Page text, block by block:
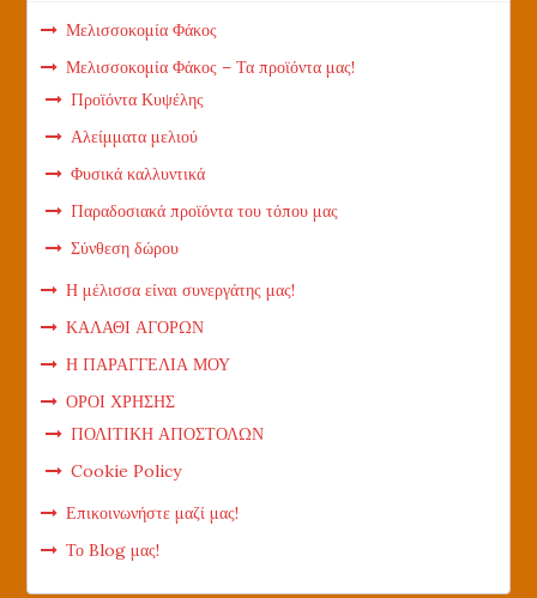
Μελισσοκομία Φάκος
Μελισσοκομία Φάκος – Τα προϊόντα μας!
Προϊόντα Κυψέλης
Αλείμματα μελιού
Φυσικά καλλυντικά
Παραδοσιακά προϊόντα του τόπου μας
Σύνθεση δώρου
Η μέλισσα είναι συνεργάτης μας!
ΚΑΛΑΘΙ ΑΓΟΡΩΝ
Η ΠΑΡΑΓΓΕΛΙΑ ΜΟΥ
ΟΡΟΙ ΧΡΗΣΗΣ
ΠΟΛΙΤΙΚΗ ΑΠΟΣΤΟΛΩΝ
Cookie Policy
Επικοινωνήστε μαζί μας!
Το Blog μας!